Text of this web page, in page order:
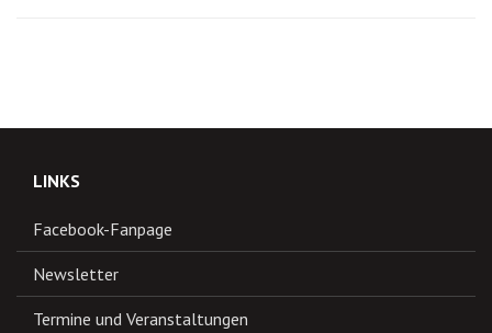
LINKS
Facebook-Fanpage
Newsletter
Termine und Veranstaltungen